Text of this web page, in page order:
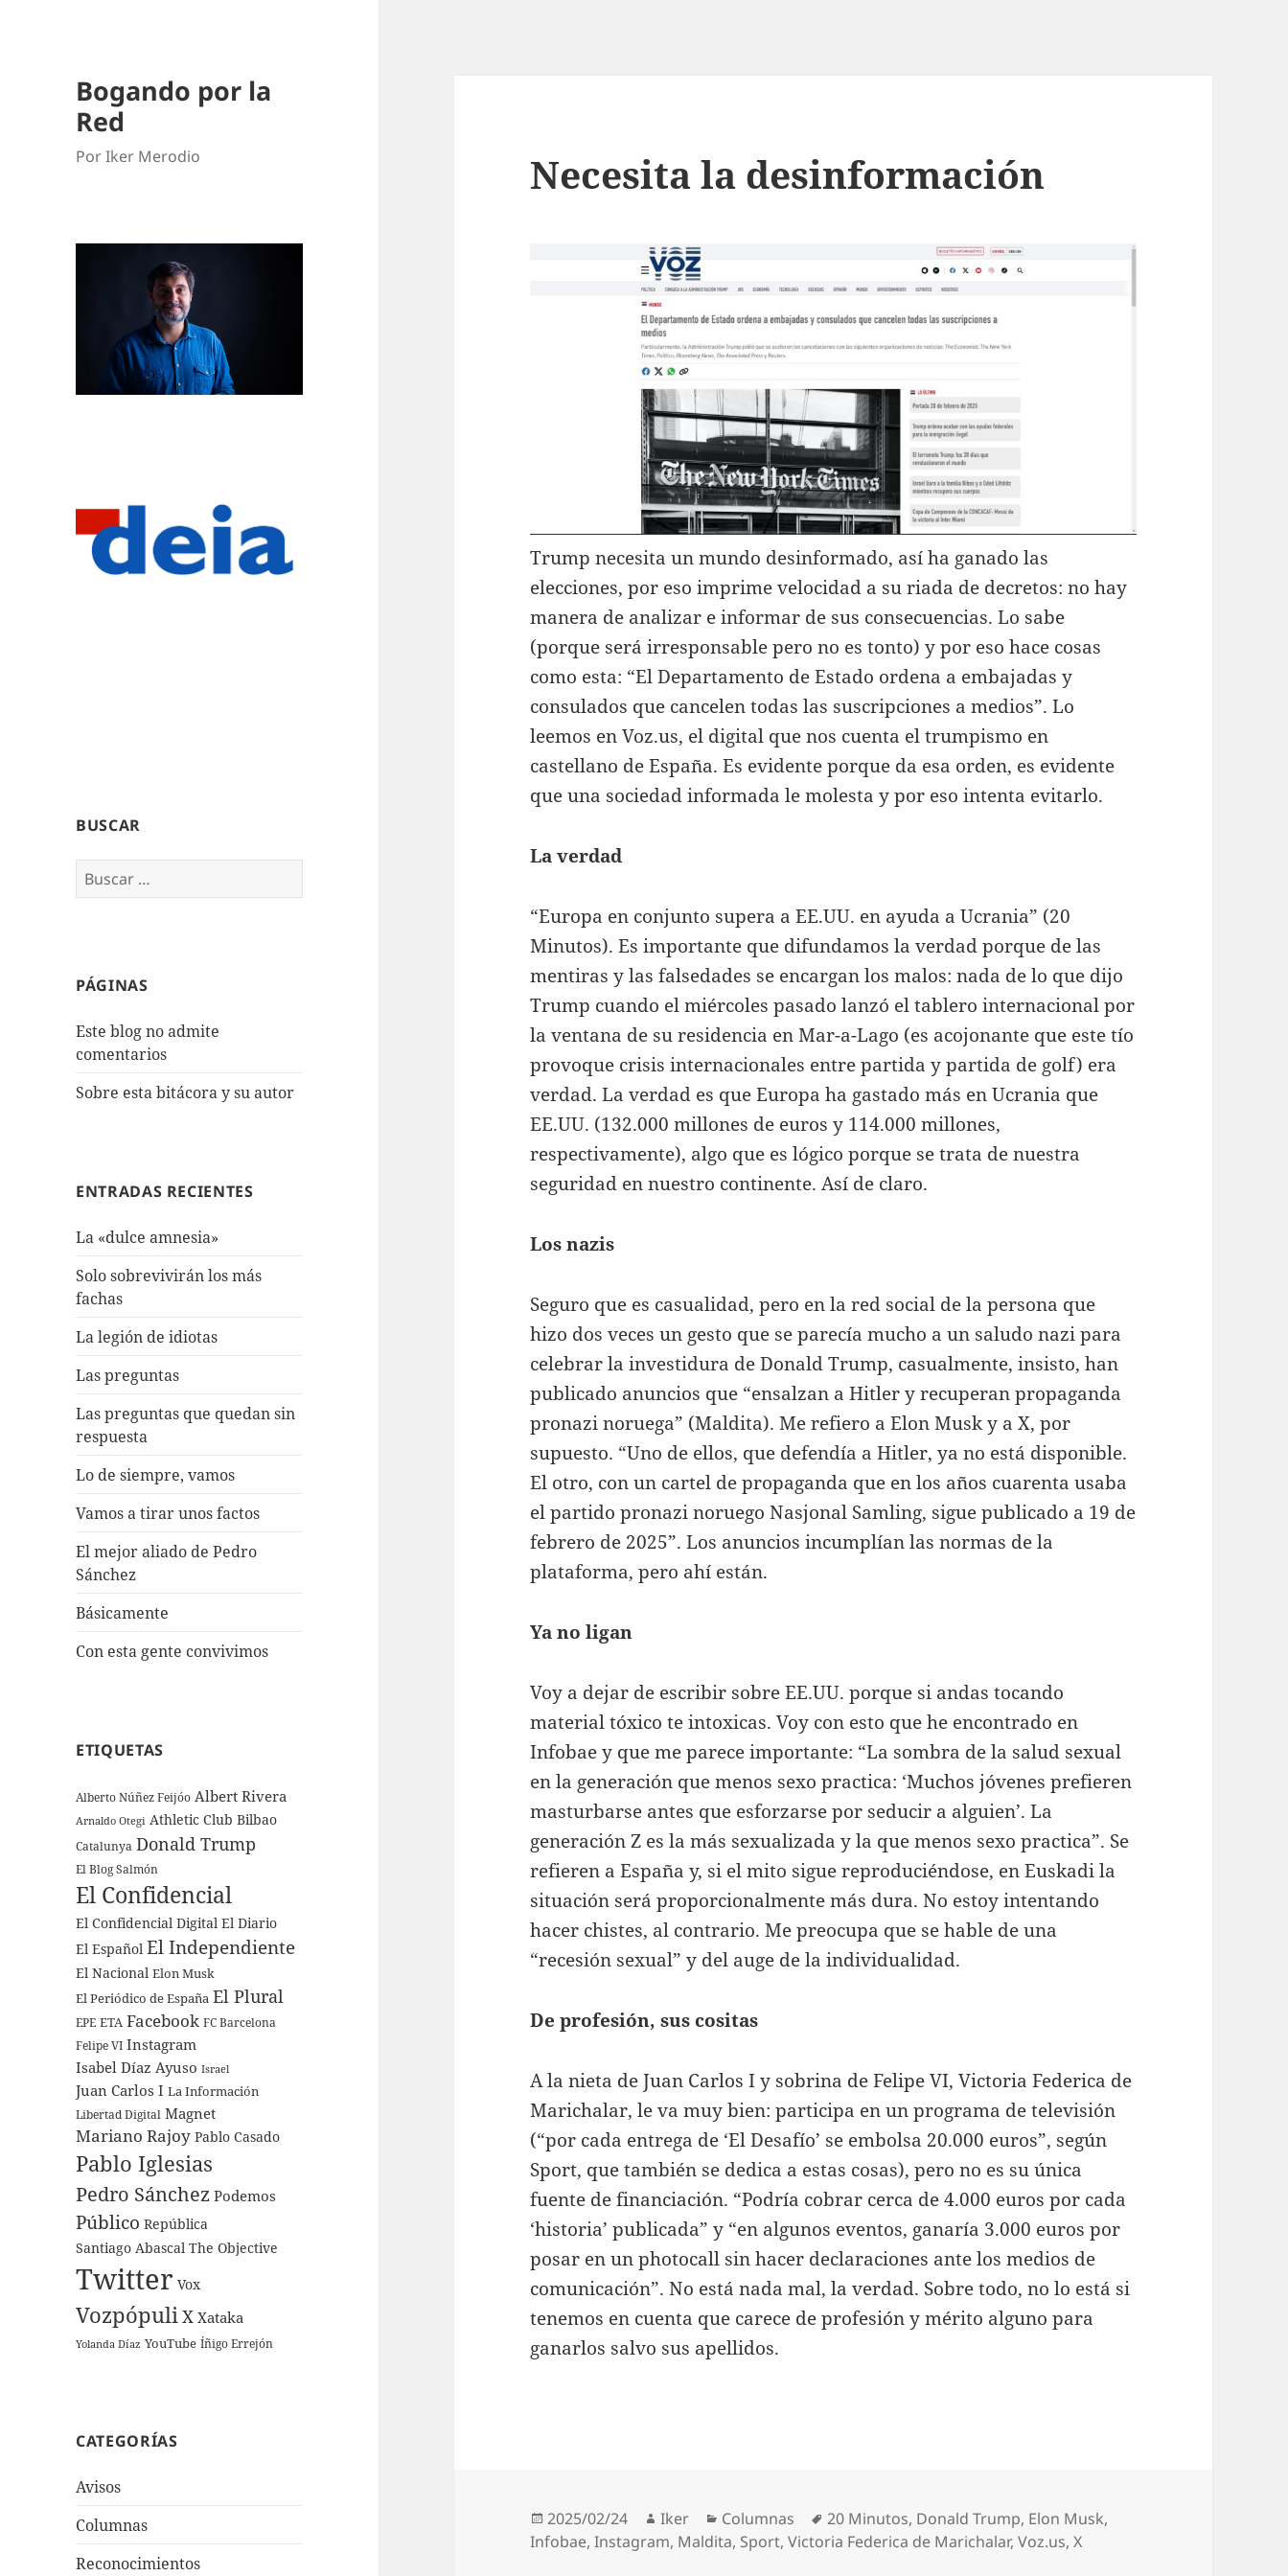
Bogando por la
Red
Por Iker Merodio
BUSCAR
Buscar:
PÁGINAS
Este blog no admite
comentarios
Sobre esta bitácora y su autor
ENTRADAS RECIENTES
La «dulce amnesia»
Solo sobrevivirán los más
fachas
La legión de idiotas
Las preguntas
Las preguntas que quedan sin
respuesta
Lo de siempre, vamos
Vamos a tirar unos factos
El mejor aliado de Pedro
Sánchez
Básicamente
Con esta gente convivimos
ETIQUETAS
Alberto Núñez Feijóo Albert Rivera
Arnaldo Otegi Athletic Club Bilbao
Catalunya Donald Trump
El Blog Salmón
El Confidencial
El Confidencial Digital El Diario
El Español El Independiente
El Nacional Elon Musk
El Periódico de España El Plural
EPE ETA Facebook FC Barcelona
Felipe VI Instagram
Isabel Díaz Ayuso Israel
Juan Carlos I La Información
Libertad Digital Magnet
Mariano Rajoy Pablo Casado
Pablo Iglesias
Pedro Sánchez Podemos
Público República
Santiago Abascal The Objective
Twitter Vox
Vozpópuli X Xataka
Yolanda Díaz YouTube Íñigo Errejón
CATEGORÍAS
Avisos
Columnas
Reconocimientos
Necesita la desinformación
Trump necesita un mundo desinformado, así ha ganado las
elecciones, por eso imprime velocidad a su riada de decretos: no hay
manera de analizar e informar de sus consecuencias. Lo sabe
(porque será irresponsable pero no es tonto) y por eso hace cosas
como esta: “El Departamento de Estado ordena a embajadas y
consulados que cancelen todas las suscripciones a medios”. Lo
leemos en Voz.us, el digital que nos cuenta el trumpismo en
castellano de España. Es evidente porque da esa orden, es evidente
que una sociedad informada le molesta y por eso intenta evitarlo.
La verdad
“Europa en conjunto supera a EE.UU. en ayuda a Ucrania” (20
Minutos). Es importante que difundamos la verdad porque de las
mentiras y las falsedades se encargan los malos: nada de lo que dijo
Trump cuando el miércoles pasado lanzó el tablero internacional por
la ventana de su residencia en Mar-a-Lago (es acojonante que este tío
provoque crisis internacionales entre partida y partida de golf) era
verdad. La verdad es que Europa ha gastado más en Ucrania que
EE.UU. (132.000 millones de euros y 114.000 millones,
respectivamente), algo que es lógico porque se trata de nuestra
seguridad en nuestro continente. Así de claro.
Los nazis
Seguro que es casualidad, pero en la red social de la persona que
hizo dos veces un gesto que se parecía mucho a un saludo nazi para
celebrar la investidura de Donald Trump, casualmente, insisto, han
publicado anuncios que “ensalzan a Hitler y recuperan propaganda
pronazi noruega” (Maldita). Me refiero a Elon Musk y a X, por
supuesto. “Uno de ellos, que defendía a Hitler, ya no está disponible.
El otro, con un cartel de propaganda que en los años cuarenta usaba
el partido pronazi noruego Nasjonal Samling, sigue publicado a 19 de
febrero de 2025”. Los anuncios incumplían las normas de la
plataforma, pero ahí están.
Ya no ligan
Voy a dejar de escribir sobre EE.UU. porque si andas tocando
material tóxico te intoxicas. Voy con esto que he encontrado en
Infobae y que me parece importante: “La sombra de la salud sexual
en la generación que menos sexo practica: ‘Muchos jóvenes prefieren
masturbarse antes que esforzarse por seducir a alguien’. La
generación Z es la más sexualizada y la que menos sexo practica”. Se
refieren a España y, si el mito sigue reproduciéndose, en Euskadi la
situación será proporcionalmente más dura. No estoy intentando
hacer chistes, al contrario. Me preocupa que se hable de una
“recesión sexual” y del auge de la individualidad.
De profesión, sus cositas
A la nieta de Juan Carlos I y sobrina de Felipe VI, Victoria Federica de
Marichalar, le va muy bien: participa en un programa de televisión
(“por cada entrega de ‘El Desafío’ se embolsa 20.000 euros”, según
Sport, que también se dedica a estas cosas), pero no es su única
fuente de financiación. “Podría cobrar cerca de 4.000 euros por cada
‘historia’ publicada” y “en algunos eventos, ganaría 3.000 euros por
posar en un photocall sin hacer declaraciones ante los medios de
comunicación”. No está nada mal, la verdad. Sobre todo, no lo está si
tenemos en cuenta que carece de profesión y mérito alguno para
ganarlos salvo sus apellidos.
Publicado
el
2025/02/24 Autor
Iker Categorías
Columnas Etiquetas
20 Minutos, Donald Trump, Elon Musk,
Infobae,Instagram, Maldita, Sport,Victoria Federica de Marichalar,Voz.us,X